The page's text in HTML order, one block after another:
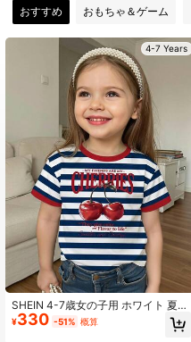
おすすめ おもちゃ＆ゲーム
4-7 Years
SHEIN 4-7歳女の子用 ホワイト 夏用
通学 日常着 チェリー柄 ストライプ
ソフトニット 半袖Tシャツ、かわい
¥330 -51% 概算